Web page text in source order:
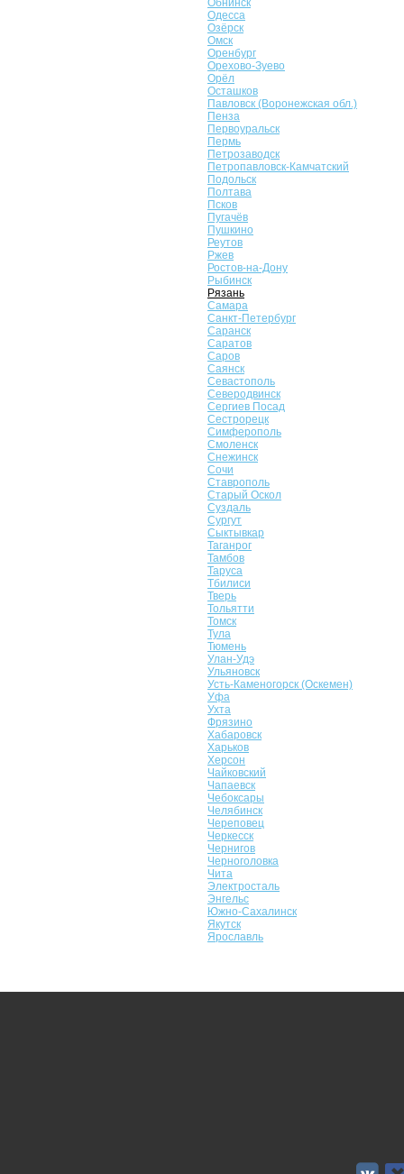
Обнинск
Одесса
Озёрск
Омск
Оренбург
Орехово-Зуево
Орёл
Осташков
Павловск (Воронежская обл.)
Пенза
Первоуральск
Пермь
Петрозаводск
Петропавловск-Камчатский
Подольск
Полтава
Псков
Пугачёв
Пушкино
Реутов
Ржев
Ростов-на-Дону
Рыбинск
Рязань
Самара
Санкт-Петербург
Саранск
Саратов
Саров
Саянск
Севастополь
Северодвинск
Сергиев Посад
Сестрорецк
Симферополь
Смоленск
Снежинск
Сочи
Ставрополь
Старый Оскол
Суздаль
Сургут
Сыктывкар
Таганрог
Тамбов
Таруса
Тбилиси
Тверь
Тольятти
Томск
Тула
Тюмень
Улан-Удэ
Ульяновск
Усть-Каменогорск (Оскемен)
Уфа
Ухта
Фрязино
Хабаровск
Харьков
Херсон
Чайковский
Чапаевск
Чебоксары
Челябинск
Череповец
Черкесск
Чернигов
Черноголовка
Чита
Электросталь
Энгельс
Южно-Сахалинск
Якутск
Ярославль